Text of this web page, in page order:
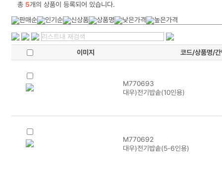
총 5개의 상품이 등록되어 있습니다.
이미지 코드/상품명/간
M770693
대우)전기밥솥(10인용)
M770692
대우)전기밥솥(5-6인용)